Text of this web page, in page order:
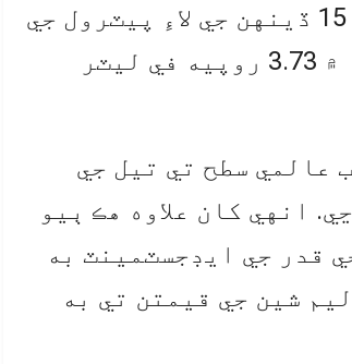
اسلام آباد: پهرين آگسٽ کان ايندڙ 15 ڏينهن جي لاءِ پيٽرول جي
قيمت ۾ 9.07 روپيه ۽ ڊيزل جي قيمت ۾ 3.73 روپيه في ليٽر
عالمي سطح تي تيل جي
انهي کان علاوه هڪ ٻيو
قدر جي ايڊجسٽمينٽ به
شين جي قيمتن تي به